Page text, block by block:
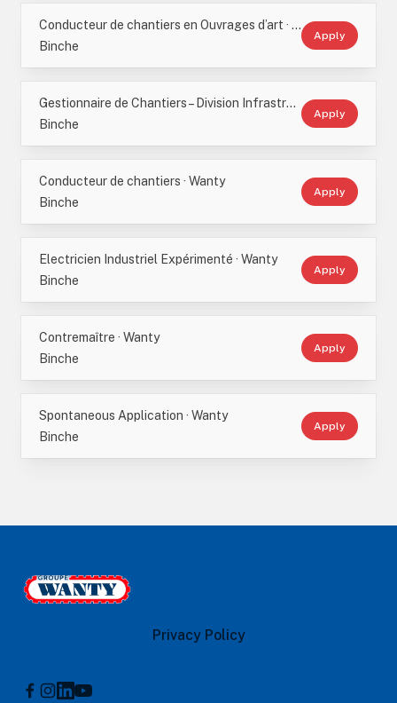
Conducteur de chantiers en Ouvrages d’art · Wanty
Binche
Apply
Gestionnaire de Chantiers – Division Infrastructure – Ouvrages d’Art · Wanty
Binche
Apply
Conducteur de chantiers · Wanty
Binche
Apply
Electricien Industriel Expérimenté · Wanty
Binche
Apply
Contremaître · Wanty
Binche
Apply
Spontaneous Application · Wanty
Binche
Apply
Le Groupe Wanty
Privacy Policy
Instagram
Linkedin
Youtube